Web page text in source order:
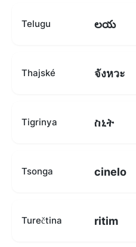
Telugu లయ
Thajské จังหวะ
Tigrinya ስኒት
Tsonga cinelo
Turečtina ritim